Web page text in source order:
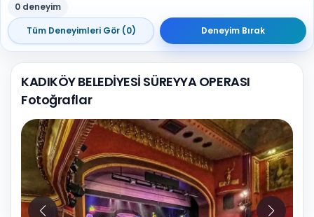
0 deneyim
Tüm Deneyimleri Gör (0)
Deneyim Bırak
KADIKÖY BELEDİYESİ SÜREYYA OPERASI
Fotoğraflar
10Fotoğraf